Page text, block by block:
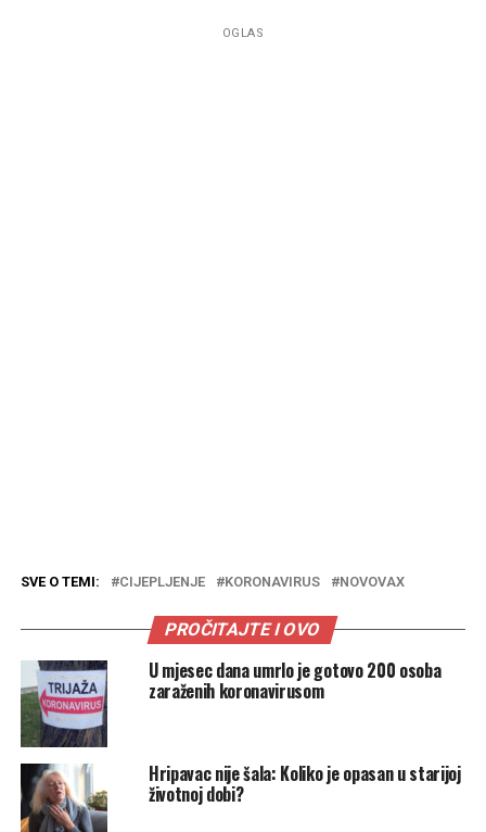
OGLAS
SVE O TEMI: CIJEPLJENJE KORONAVIRUS NOVOVAX
PROČITAJTE I OVO
U mjesec dana umrlo je gotovo 200 osoba
zaraženih koronavirusom
Hripavac nije šala: Koliko je opasan u starijoj
životnoj dobi?